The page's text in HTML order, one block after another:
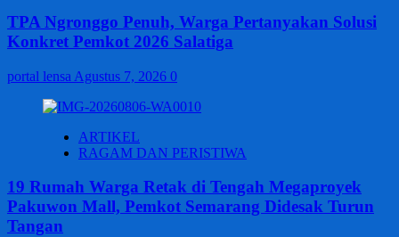
TPA Ngronggo Penuh, Warga Pertanyakan Solusi
Konkret Pemkot 2026 Salatiga
portal lensa Agustus 7, 2026 0
ARTIKEL
RAGAM DAN PERISTIWA
19 Rumah Warga Retak di Tengah Megaproyek
Pakuwon Mall, Pemkot Semarang Didesak Turun
Tangan